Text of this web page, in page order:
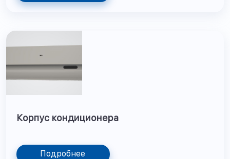
Корпус кондиционера
Подробнее